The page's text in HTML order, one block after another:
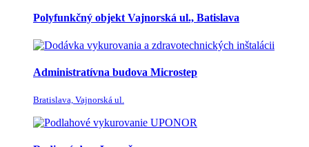
Polyfunkčný objekt Vajnorská ul., Batislava
Administratívna budova Microstep
Bratislava, Vajnorská ul.